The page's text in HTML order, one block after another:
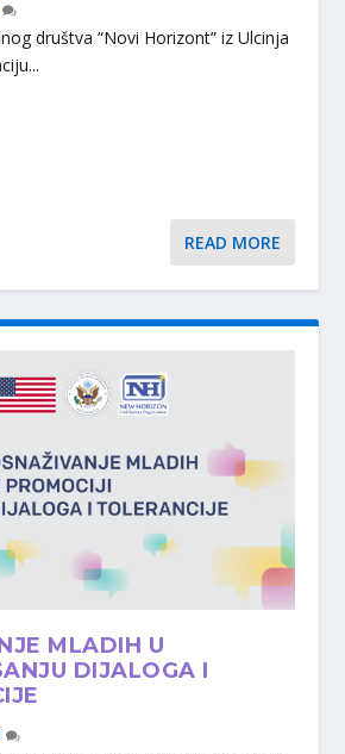
društva “Novi Horizont” iz Ulcinja
READ MORE
MLADIH U
DIJALOGA I